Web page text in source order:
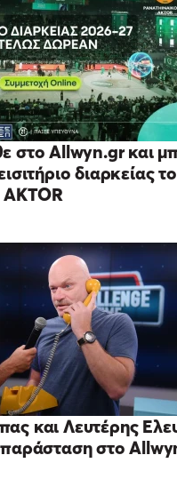
στο Allwyn.gr και
διαρκείας
και Λευτέρης
παράσταση στο